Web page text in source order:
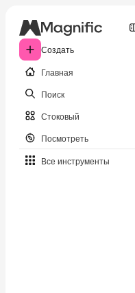
Создать
Главная
Поиск
Стоковый
Посмотреть
Все инструменты